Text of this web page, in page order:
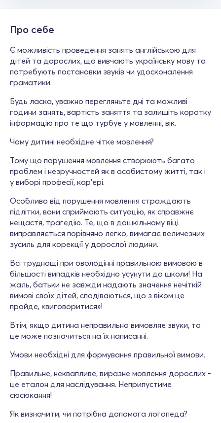
Про себе
Є можливість проведення занять англійською для
дітей та дорослих, що вивчають українську мову та
потребують постановки звуків чи удосконалення
граматики.
Будь ласка, уважно перегляньте дні та можливі
години занять, вартість заняття та залишіть коротку
інформацію про те що турбує у мовленні, вік.
Чому дитині необхідне чітке мовлення?
Тому що порушення мовлення створюють багато
проблем і незручностей як в особистому житті, так і
у виборі професії, кар'єрі.
Особливо від порушення мовлення страждають
підлітки, вони сприймають ситуацію, як справжнє
нещастя, трагедію. Те, що в дошкільному віці
виправляється порівняно легко, вимагає величезних
зусиль для корекції у дорослої людини.
Всі труднощі при оволодінні правильною вимовою в
більшості випадків необхідно усунути до школи! На
жаль, батьки не завжди надають значення нечіткій
вимові своїх дітей, сподіваються, що з віком це
пройде, «виговоритися»!
Втім, якщо дитина неправильно вимовляє звуки, то
це може позначиться на їх написанні.
Умови необхідні для формування правильної вимови.
Правильне, неквапливе, виразне мовлення дорослих -
це еталон для наслідування. Неприпустиме
сюсюкання!
Як визначити, чи потрібна допомога логопеда?